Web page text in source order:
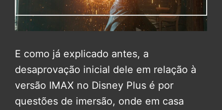
E como já explicado antes, a
desaprovação inicial dele em relação à
versão IMAX no Disney Plus é por
questões de imersão, onde em casa